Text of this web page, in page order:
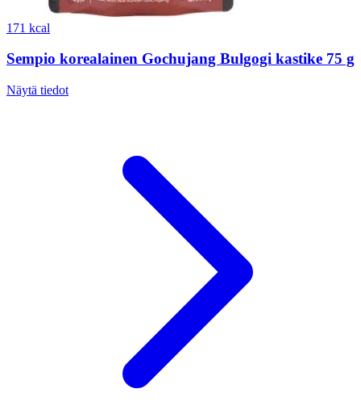
171 kcal
Sempio korealainen Gochujang Bulgogi kastike 75 g
Näytä tiedot